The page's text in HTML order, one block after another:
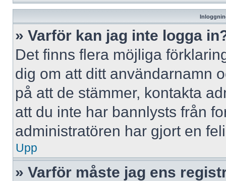
» Varför kan jag inte logga
Det finns flera möjliga
dig om att ditt användarnamn
på att de stämmer, kontakta
att du inte har bannlysts från
administratören har gjort en
Upp
» Varför måste jag ens